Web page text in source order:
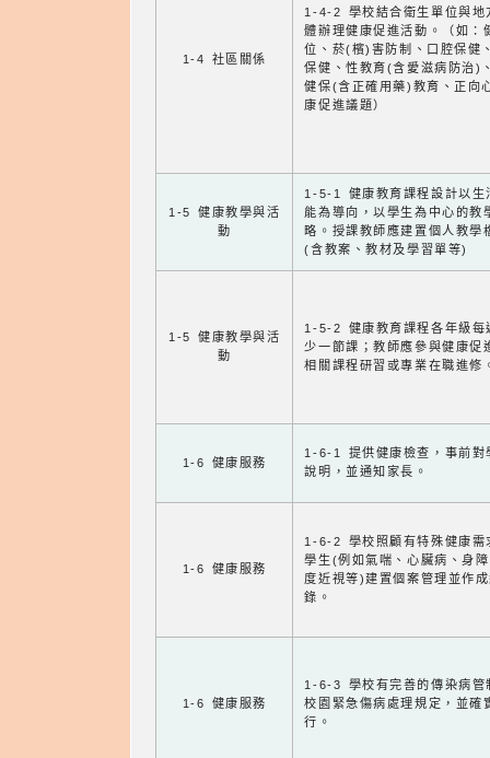
1-4 社區關係
1-4-2 學校結合衛生單位與地
體辦理健康促進活動。（如：
位、菸(檳)害防制、口腔保健
保健、性教育(含愛滋病防治)
健保(含正確用藥)教育、正向
康促進議題）
1-5 健康教學與活
動
1-5-1 健康教育課程設計以生
能為導向，以學生為中心的教
略。授課教師應建置個人教學
(含教案、教材及學習單等)
1-5 健康教學與活
動
1-5-2 健康教育課程各年級每
少一節課；教師應參與健康促
相關課程研習或專業在職進修
1-6 健康服務
1-6-1 提供健康檢查，事前對
說明，並通知家長。
1-6 健康服務
1-6-2 學校照顧有特殊健康需
學生(例如氣喘、心臟病、身
度近視等)建置個案管理並作
錄。
1-6 健康服務
1-6-3 學校有完善的傳染病管
校園緊急傷病處理規定，並確
行。